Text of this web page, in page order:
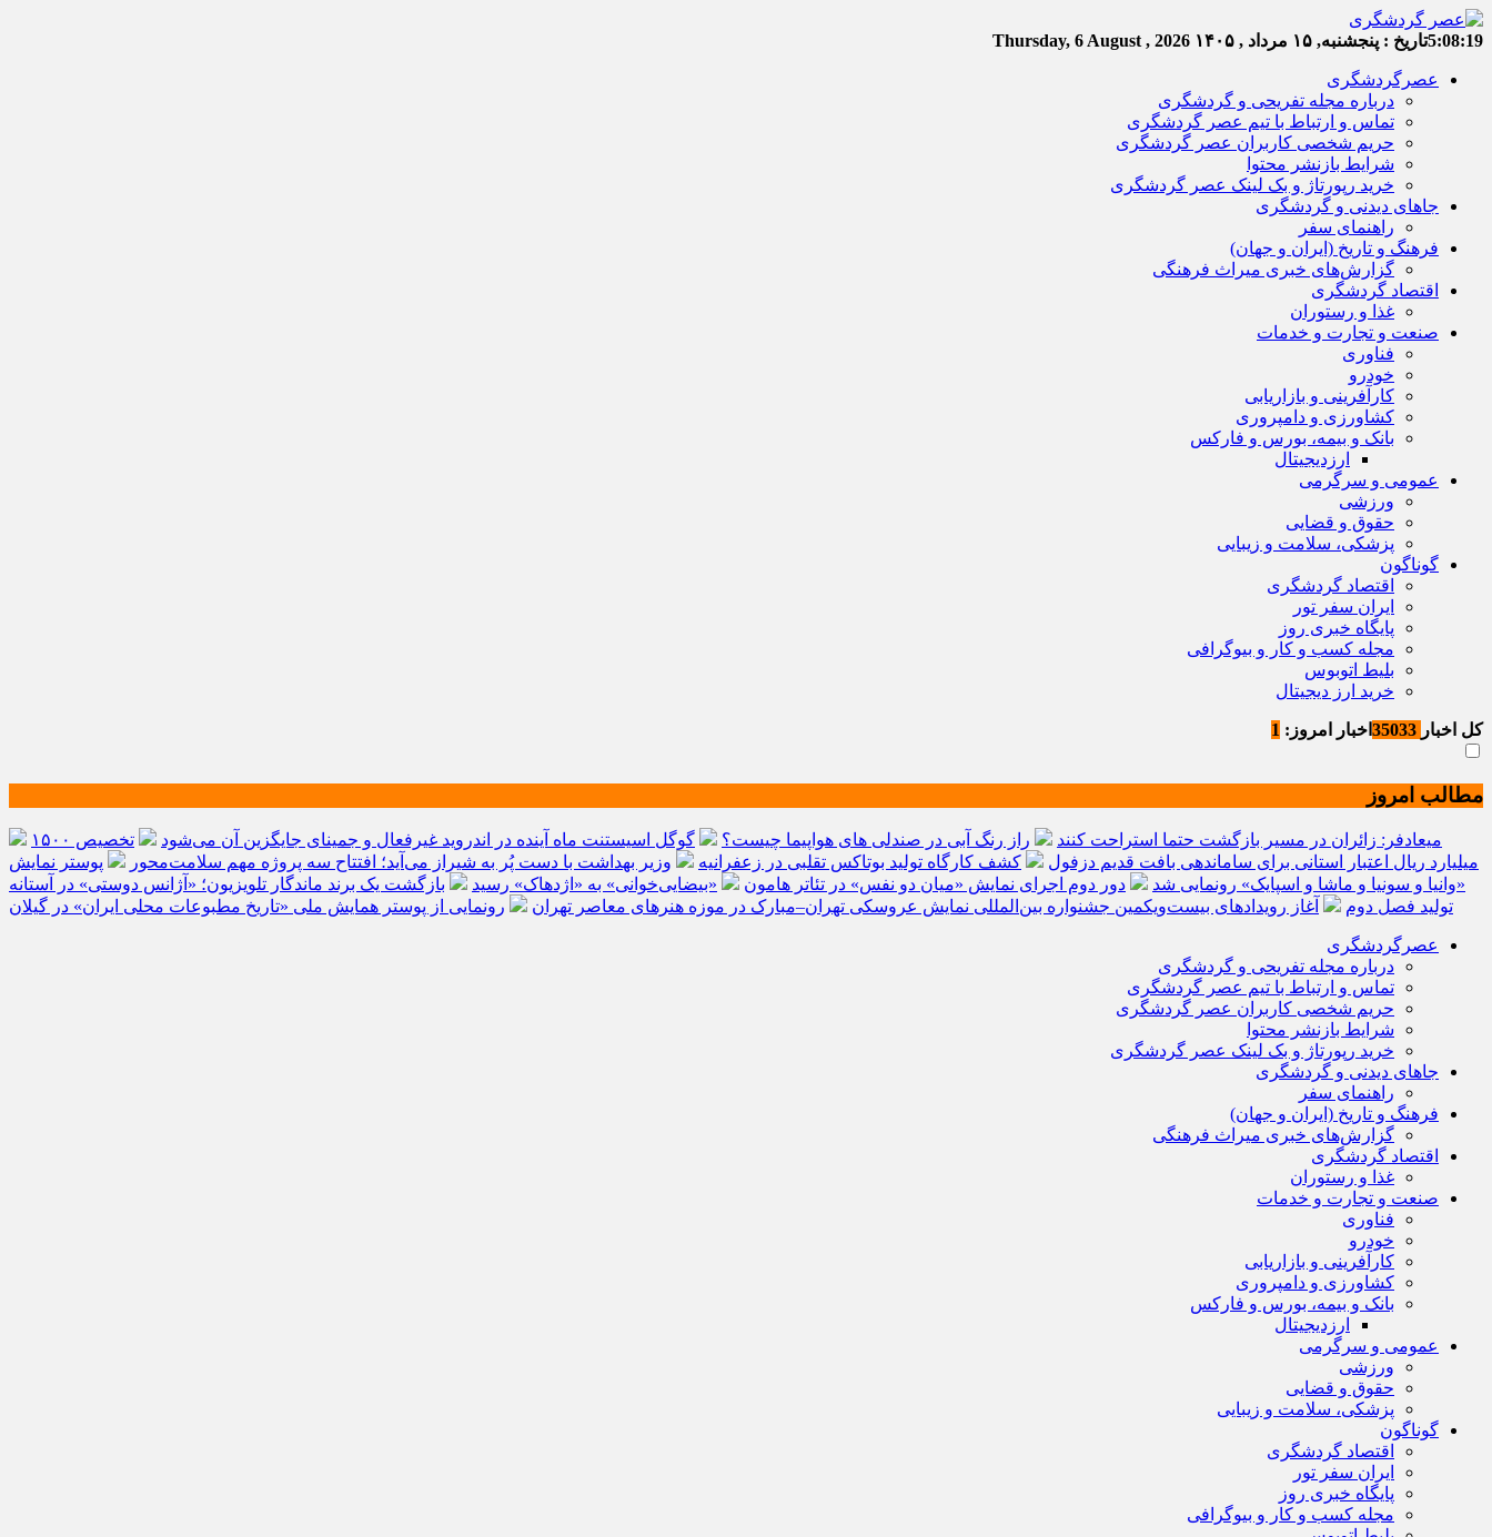
5:08:19تاریخ : پنجشنبه, ۱۵ مرداد , ۱۴۰۵ Thursday, 6 August , 2026
عصرگردشگری
درباره مجله تفریحی و گردشگری
تماس و ارتباط با تیم عصر گردشگری
حریم شخصی کاربران عصر گردشگری
شرایط بازنشر محتوا
خرید رپورتاژ و بک لینک عصر گردشگری
جاهای دیدنی و گردشگری
راهنمای سفر
فرهنگ و تاریخ (ایران و جهان)
گزارش‌های خبری میراث فرهنگی
اقتصاد گردشگری
غذا و رستوران
صنعت و تجارت و خدمات
فناوری
خودرو
کارآفرینی و بازاریابی
کشاورزی و دامپروری
بانک و بیمه، بورس و فارکس
ارزدیجیتال
عمومی و سرگرمی
ورزشی
حقوق و قضایی
پزشکی، سلامت و زیبایی
گوناگون
اقتصاد گردشگری
ایران سفر تور
پایگاه خبری روز
مجله کسب و کار و بیوگرافی
بلیط اتوبوس
خرید ارز دیجیتال
کل اخبار اخبار امروز: 1
مطالب امروز
میعادفر: زائران در مسیر بازگشت حتما استراحت کنند راز رنگ آبی در صندلی های هواپیما چیست؟ گوگل اسیستنت ماه آینده در اندروید غیرفعال و جمینای جایگزین آن می‌شود
تخصیص ۱۵۰۰
میلیارد ریال اعتبار استانی برای ساماندهی بافت قدیم دزفول
کشف کارگاه تولید بوتاکس تقلبی در زعفرانیه وزیر بهداشت با دست پُر به شیراز می‌آید؛ افتتاح سه پروژه مهم سلامت‌محور
پوستر نمایش
«وانیا و سونیا و ماشا و اسپایک» رونمایی شد
دور دوم اجرای نمایش «میان دو نفس» در تئاتر هامون «بیضایی‌خوانی» به «اژدهاک» رسید
بازگشت یک برند ماندگار تلویزیون؛ «آژانس دوستی» در آستانه
تولید فصل دوم
آغاز رویدادهای بیست‌ویکمین جشنواره بین‌المللی نمایش عروسکی تهران–مبارک در موزه هنرهای معاصر تهران رونمایی از پوستر همایش ملی «تاریخ مطبوعات محلی ایران» در گیلان
عصرگردشگری
درباره مجله تفریحی و گردشگری
تماس و ارتباط با تیم عصر گردشگری
حریم شخصی کاربران عصر گردشگری
شرایط بازنشر محتوا
خرید رپورتاژ و بک لینک عصر گردشگری
جاهای دیدنی و گردشگری
راهنمای سفر
فرهنگ و تاریخ (ایران و جهان)
گزارش‌های خبری میراث فرهنگی
اقتصاد گردشگری
غذا و رستوران
صنعت و تجارت و خدمات
فناوری
خودرو
کارآفرینی و بازاریابی
کشاورزی و دامپروری
بانک و بیمه، بورس و فارکس
ارزدیجیتال
عمومی و سرگرمی
ورزشی
حقوق و قضایی
پزشکی، سلامت و زیبایی
گوناگون
اقتصاد گردشگری
ایران سفر تور
پایگاه خبری روز
مجله کسب و کار و بیوگرافی